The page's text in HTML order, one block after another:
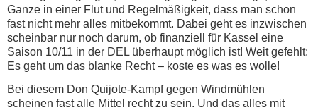
Ganze in einer Flut und Regelmäßigkeit, dass man schon
fast nicht mehr alles mitbekommt. Dabei geht es inzwischen
scheinbar nur noch darum, ob finanziell für Kassel eine
Saison 10/11 in der DEL überhaupt möglich ist! Weit gefehlt:
Es geht um das blanke Recht – koste es was es wolle!
Bei diesem Don Quijote-Kampf gegen Windmühlen
scheinen fast alle Mittel recht zu sein. Und das alles mit